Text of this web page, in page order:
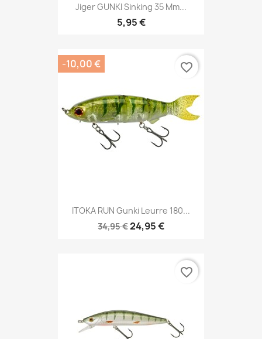
Jiger GUNKI Sinking 35 Mm...
5,95 €
ITOKA RUN Gunki Leurre 180...
34,95 €24,95 €
-10,00 € favorite_border
favorite_border